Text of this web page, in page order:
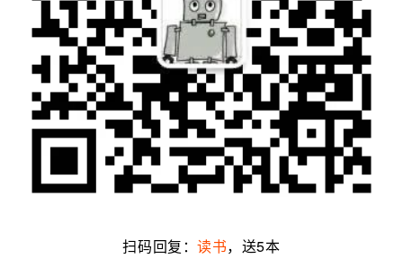
扫码回复：读书，送5本